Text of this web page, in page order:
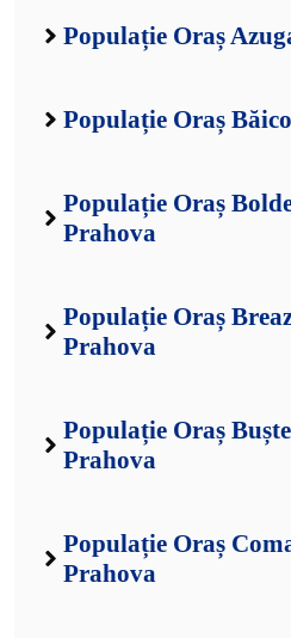
Populație Oraș
Populație Oraș
Populație Oraș
Prahova
Populație Oraș
Prahova
Populație Oraș
Prahova
Populație Oraș
Prahova